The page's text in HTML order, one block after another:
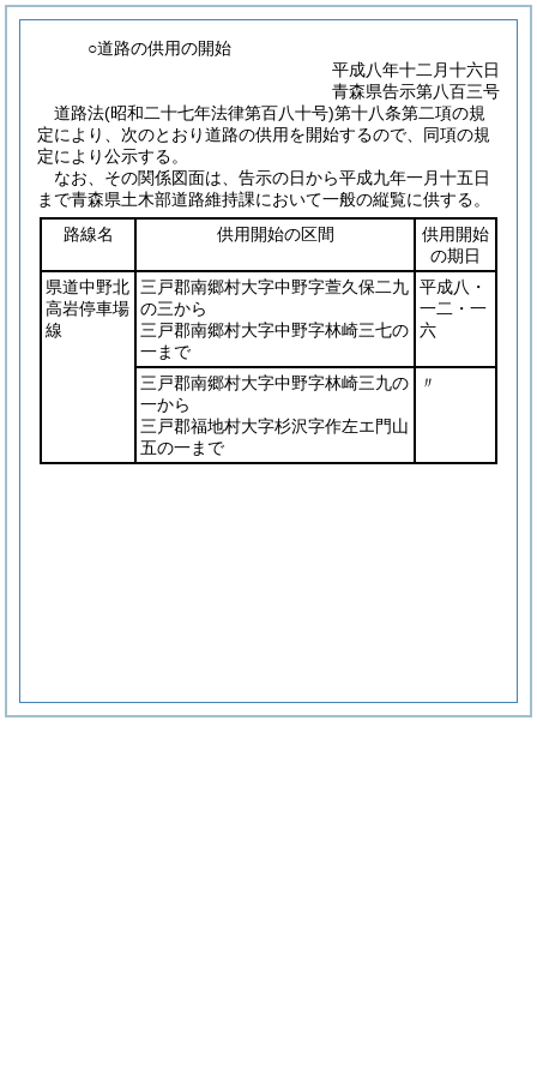
○道路の供用の開始
平成八年十二月十六日
青森県告示第八百三号
道路法(昭和二十七年法律第百八十号)第十八条第二項の規
定により、次のとおり道路の供用を開始するので、同項の規
定により公示する。
なお、その関係図面は、告示の日から平成九年一月十五日
まで青森県土木部道路維持課において一般の縦覧に供する。
路線名
供用開始の区間
供用開始
の期日
県道中野北
高岩停車場
線
三戸郡南郷村大字中野字萱久保二九
の三から
三戸郡南郷村大字中野字林崎三七の
一まで
平成八・
一二・一
六
三戸郡南郷村大字中野字林崎三九の
一から
三戸郡福地村大字杉沢字作左エ門山
五の一まで
〃